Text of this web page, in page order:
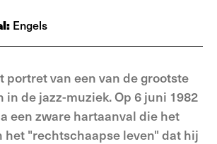
Engels
portret van een van de grootste
de jazz-muziek. Op 6 juni 1982
een zware hartaanval die het
het "rechtschaapse leven" dat hij